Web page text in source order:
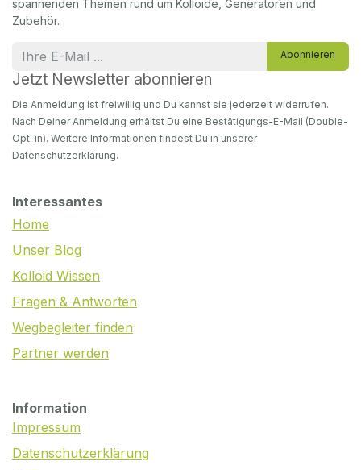
spannenden Themen rund um Kolloide, Generatoren und
Zubehör.
Abonnieren
Jetzt Newsletter abonnieren
Die Anmeldung ist freiwillig und Du kannst sie jederzeit widerrufen.
Nach Deiner Anmeldung erhältst Du eine Bestätigungs-E-Mail (Double-
Opt-in). Weitere Informationen findest Du in unserer
Datenschutzerklärung.
Interessantes
Home
Unser Blog
Kolloid Wissen
Fragen & Antworten
Wegbegleiter finden
Partner werden
Information
Impressum
Datenschutzerklärung